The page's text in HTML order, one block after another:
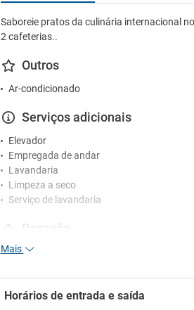
Saboreie pratos da culinária internacional
2 cafeterias..
Outros
Ar-condicionado
Serviços adicionais
Elevador
Empregada de andar
Lavandaria
Limpeza a seco
Serviço de lavandaria
Receção 24 horas
Serviço de costura na receção
Mais
Horários de entrada e saída